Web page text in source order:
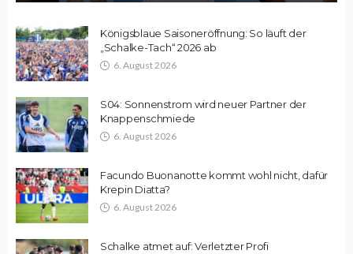
Königsblaue Saisoneröffnung: So läuft der
„Schalke-Tach“ 2026 ab
6. August 2026
S04: Sonnenstrom wird neuer Partner der
Knappenschmiede
6. August 2026
Facundo Buonanotte kommt wohl nicht, dafür
Krepin Diatta?
6. August 2026
Schalke atmet auf: Verletzter Profi